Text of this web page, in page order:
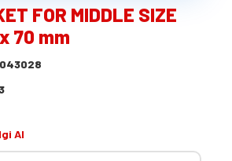
FOR MIDDLE SIZE
70 mm
Al